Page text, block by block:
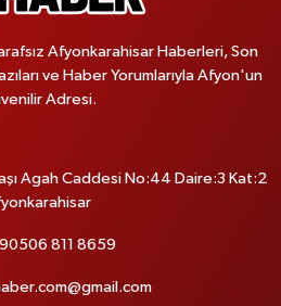
Afyonkarahisar Haberleri, Son
ve Haber Yorumlarıyla Afyon'un
Adresi.
Agah Caddesi No:44 Daire:3 Kat:2
811 8659